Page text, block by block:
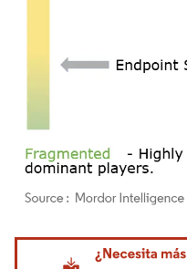
Imagen © Mordor Intelligence. El